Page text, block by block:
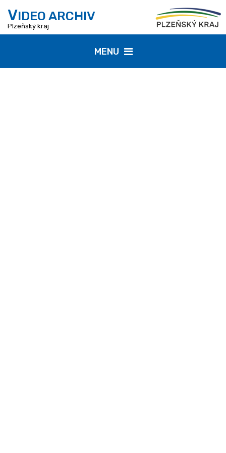
VIDEO ARCHIV
Plzeňský kraj
MENU